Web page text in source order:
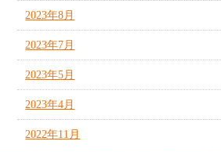
2023年8月
2023年7月
2023年5月
2023年4月
2022年11月